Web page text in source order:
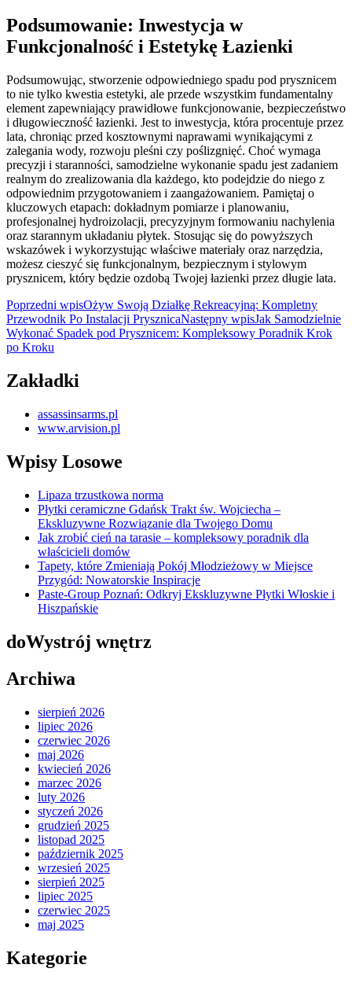
Podsumowanie: Inwestycja w
Funkcjonalność i Estetykę Łazienki
Podsumowując, stworzenie odpowiedniego spadu pod prysznicem
to nie tylko kwestia estetyki, ale przede wszystkim fundamentalny
element zapewniający prawidłowe funkcjonowanie, bezpieczeństwo
i długowieczność łazienki. Jest to inwestycja, która procentuje przez
lata, chroniąc przed kosztownymi naprawami wynikającymi z
zalegania wody, rozwoju pleśni czy poślizgnięć. Choć wymaga
precyzji i staranności, samodzielne wykonanie spadu jest zadaniem
realnym do zrealizowania dla każdego, kto podejdzie do niego z
odpowiednim przygotowaniem i zaangażowaniem. Pamiętaj o
kluczowych etapach: dokładnym pomiarze i planowaniu,
profesjonalnej hydroizolacji, precyzyjnym formowaniu nachylenia
oraz starannym układaniu płytek. Stosując się do powyższych
wskazówek i wykorzystując właściwe materiały oraz narzędzia,
możesz cieszyć się funkcjonalnym, bezpiecznym i stylowym
prysznicem, który będzie ozdobą Twojej łazienki przez długie lata.
Nawigacja
wpisu
Poprzedni wpisOżyw Swoją Działkę Rekreacyjną: Kompletny
Przewodnik Po Instalacji PrysznicaNastępny wpisJak Samodzielnie
Wykonać Spadek pod Prysznicem: Kompleksowy Poradnik Krok
po Kroku
Zakładki
assassinsarms.pl
www.arvision.pl
Wpisy Losowe
Lipaza trzustkowa norma
Płytki ceramiczne Gdańsk Trakt św. Wojciecha –
Ekskluzywne Rozwiązanie dla Twojego Domu
Jak zrobić cień na tarasie – kompleksowy poradnik dla
właścicieli domów
Tapety, które Zmieniają Pokój Młodzieżowy w Miejsce
Przygód: Nowatorskie Inspiracje
Paste-Group Poznań: Odkryj Ekskluzywne Płytki Włoskie i
Hiszpańskie
doWystrój wnętrz
Archiwa
sierpień 2026
lipiec 2026
czerwiec 2026
maj 2026
kwiecień 2026
marzec 2026
luty 2026
styczeń 2026
grudzień 2025
listopad 2025
październik 2025
wrzesień 2025
sierpień 2025
lipiec 2025
czerwiec 2025
maj 2025
Kategorie